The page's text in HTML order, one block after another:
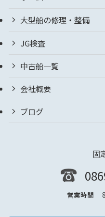
大型船の修理・整備
JG検査
中古船一覧
会社概要
ブログ
固
営業時間 8